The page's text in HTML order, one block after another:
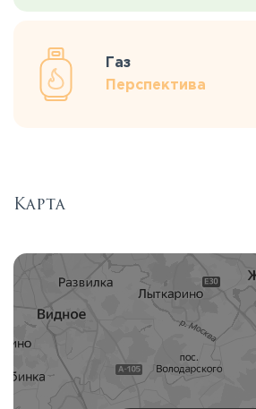
Газ
Перспектива
Карта